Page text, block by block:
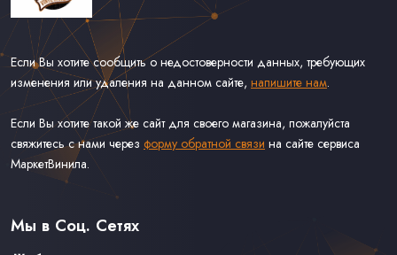
Если Вы хотите сообщить о недостоверности данных, требующих
изменения или удаления на данном сайте, напишите нам.
Если Вы хотите такой же сайт для своего магазина, пожалуйста
свяжитесь с нами через форму обратной связи на сайте сервиса
МаркетВинила.
Связаться С Нами
Оферта
Мы в Соц. Сетях